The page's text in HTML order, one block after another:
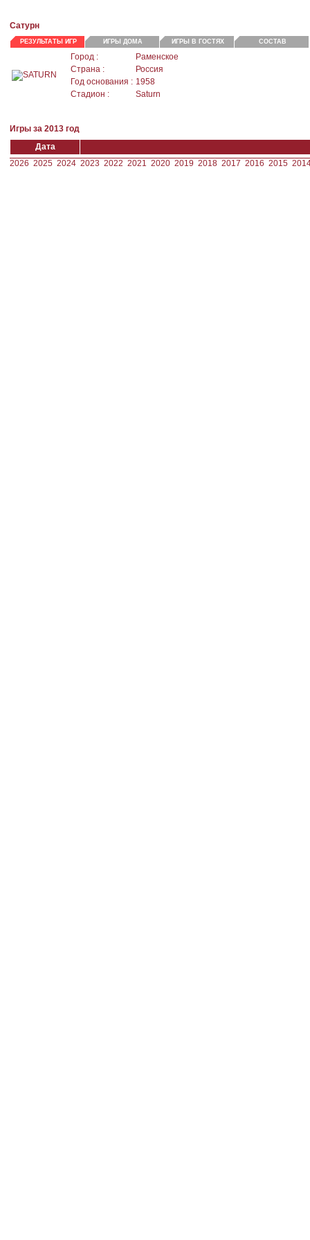
Сатурн
РЕЗУЛЬТАТЫ ИГР ИГРЫ ДОМА ИГРЫ В ГОСТЯХ СОСТАВ
Город :
Раменское
Страна :
Россия
Год основания : 1958
Стадион :
Saturn
Игры за 2013 год
Дата
2026 2025 2024 2023 2022 2021 2020 2019 2018 2017 2016 2015